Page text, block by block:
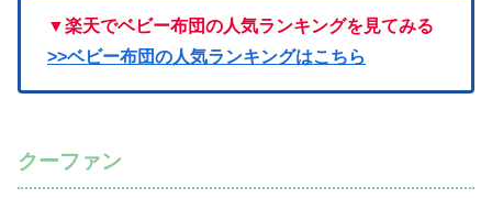
▼楽天でベビー布団の人気ランキングを見てみる
>>ベビー布団の人気ランキングはこちら
クーファン